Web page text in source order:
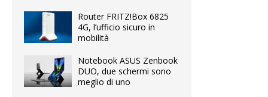
Router FRITZ!Box 6825
4G, l’ufficio sicuro in
mobilità
Notebook ASUS Zenbook
DUO, due schermi sono
meglio di uno